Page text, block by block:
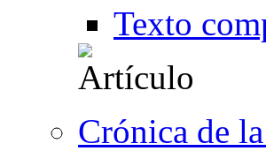
Texto
Crónica de